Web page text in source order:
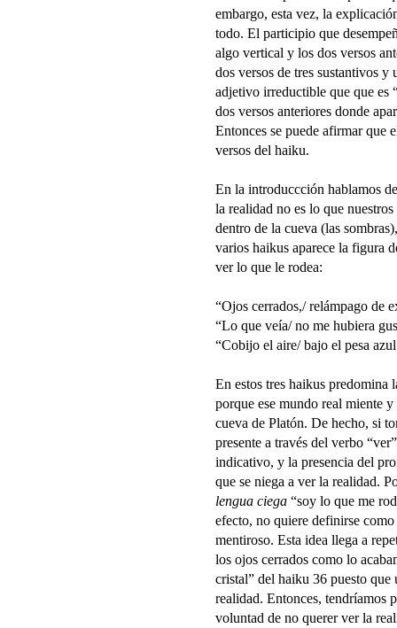
embargo, esta vez, la
todo. El participio que
algo vertical y los dos versos
dos versos de tres sustantivos
adjetivo irreductible que que es
dos versos anteriores donde
Entonces se puede afirmar que
versos del haiku.
En la introduccción hablamos
la realidad no es lo que
dentro de la cueva (las
varios haikus aparece la figura
ver lo que le rodea:
“Ojos cerrados,/ relámpago de
“Lo que veía/ no me hubiera
“Cobijo el aire/ bajo el pesa
En estos tres haikus predomina
porque ese mundo real miente
cueva de Platón. De hecho, si
presente a través del verbo
indicativo, y la presencia del
que se niega a ver la realidad.
lengua ciega “soy lo que me
efecto, no quiere definirse
mentiroso. Esta idea llega a
los ojos cerrados como lo
cristal” del haiku 36 puesto
realidad. Entonces, tendríamos
voluntad de no querer ver la